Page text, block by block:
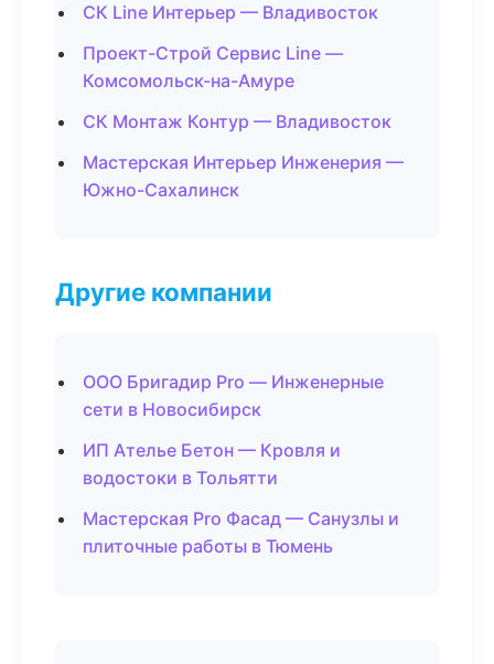
СК Line Интерьер — Владивосток
Проект-Строй Сервис Line —
Комсомольск-на-Амуре
СК Монтаж Контур — Владивосток
Мастерская Интерьер Инженерия —
Южно-Сахалинск
Другие компании
ООО Бригадир Pro — Инженерные
сети в Новосибирск
ИП Ателье Бетон — Кровля и
водостоки в Тольятти
Мастерская Pro Фасад — Санузлы и
плиточные работы в Тюмень